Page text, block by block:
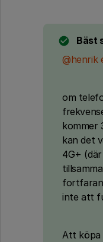
Bäst
@henrik
om
kommer
kan det
4G+
inte att
Att köpa